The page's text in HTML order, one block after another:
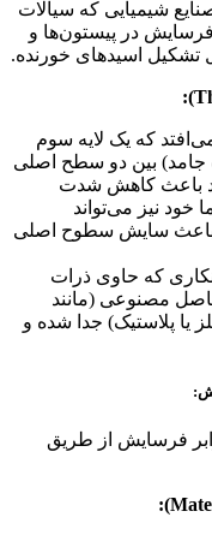
شیمیایی که سیالات
در پیستون‌ها و
تشکیل اسیدهای خورنده.
که یک لایه سوم
جامد) بین دو سطح اصلی
باعث کاهش شدت
نیز می‌تواند
باعث سایش سطوح اصلی
که حاوی ذرات
مصنوعی (مانند
یا پلاستیک) جدا شده و
فرسایش از طریق